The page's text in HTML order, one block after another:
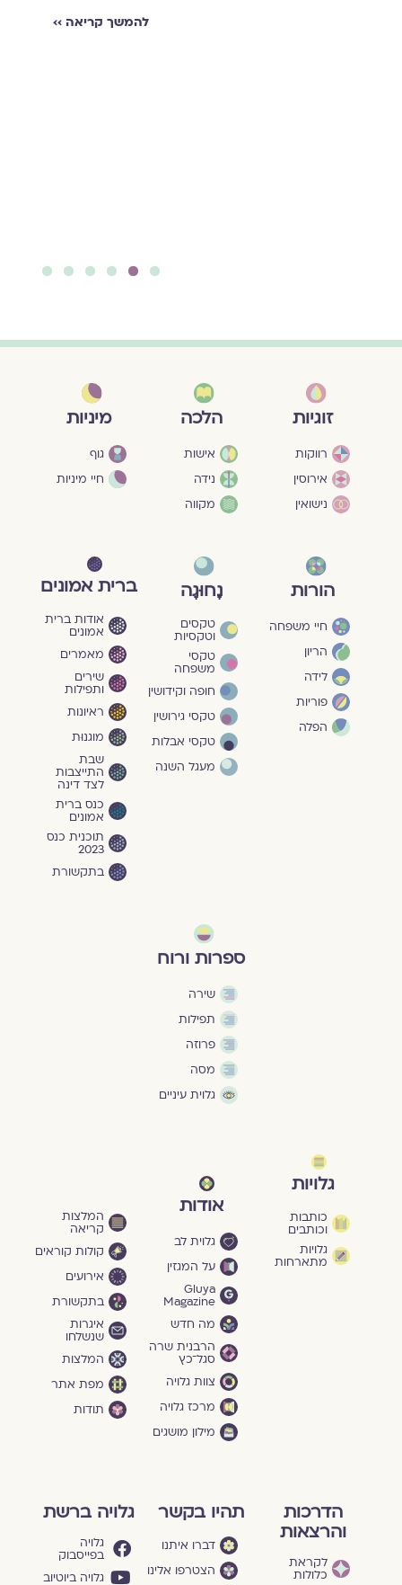
להמשך קריאה ››
זוגיות
רווקות
אירוסין
נישואין
הלכה
אישות
נידה
מקווה
מיניות
גוף
חיי מיניות
הורות
חיי משפחה
הריון
לידה
פוריות
הפלה
נָחוּגָה
טקסים
וטקסיות
טקסי
משפחה
חופה וקידושין
טקסי גירושין
טקסי אבלות
מעגל השנה
ברית אמונים
אודות ברית
אמונים
מאמרים
שירים
ותפילות
ראיונות
מוגנוּת
שבת
התייצבות
לצד דינה
כנס ברית
אמונים
תוכנית כנס
2023
בתקשורת
ספרות ורוח
שירה
תפילות
פרוזה
מסה
גלוית עיניים
גלויות
כותבות
וכותבים
גלויות
מתארחות
אודות
גלוית לב
על המגזין
Gluya
Magazine
מה חדש
הרבנית שרה
סגל־כץ
צוות גלויה
מרכז גלויה
מילון מושגים
המלצות
קריאה
קולות קוראים
אירועים
בתקשורת
איגרות
שנשלחו
המלצות
מפת אתר
תודות
הדרכות
והרצאות
לקראת
כלולות
תהיו בקשר
דברו איתנו
הצטרפו אלינו
גלויה ברשת
גלויה
בפייסבוק
גלויה ביוטיוב